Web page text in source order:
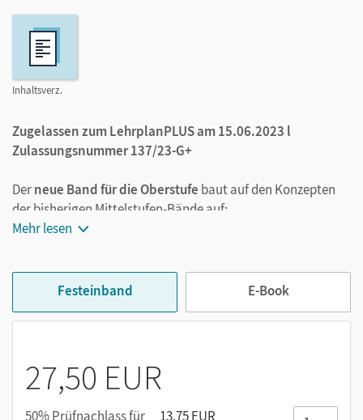
Inhaltsverz.
Zugelassen zum LehrplanPLUS am 15.06.2023 l
Zulassungsnummer 137/23-G+
Derneue Band für die Oberstufe baut auf den Konzepten
der bisherigen Mittelstufen-Bände auf:
Make) mit Vorlagen für einen
sowohl kleine Aufgaben für mehr Abwechslung als
eine große Auswahl neuer kompetenzorientierter
Aufgaben, praktisch gegliedert nach
Kompetenzerwartungen (Recherchieren; Vernetzen;
Mehr lesen
Festeinband E-Book
27,50 EUR
50% Prüfnachlass für
13,75 EUR